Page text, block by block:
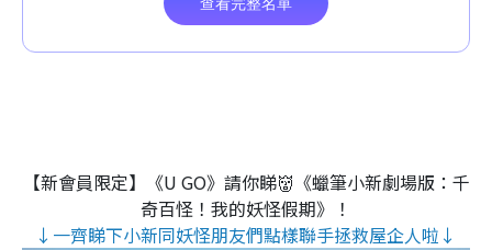
【新會員限定】《U GO》請你睇👹《蠟筆小新劇場版：千
奇百怪！我的妖怪假期》！
↓一齊睇下小新同妖怪朋友們點樣聯手拯救屋企人啦↓